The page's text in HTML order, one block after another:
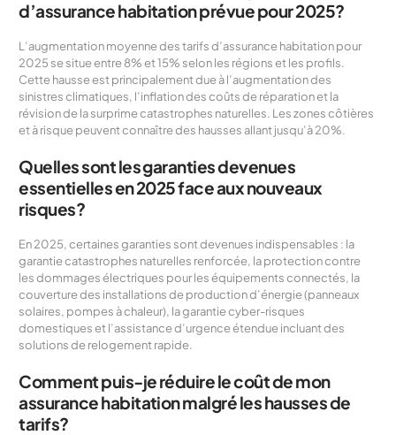
d’assurance habitation prévue pour 2025?
L’augmentation moyenne des tarifs d’assurance habitation pour
2025 se situe entre 8% et 15% selon les régions et les profils.
Cette hausse est principalement due à l’augmentation des
sinistres climatiques, l’inflation des coûts de réparation et la
révision de la surprime catastrophes naturelles. Les zones côtières
et à risque peuvent connaître des hausses allant jusqu’à 20%.
Quelles sont les garanties devenues
essentielles en 2025 face aux nouveaux
risques?
En 2025, certaines garanties sont devenues indispensables : la
garantie catastrophes naturelles renforcée, la protection contre
les dommages électriques pour les équipements connectés, la
couverture des installations de production d’énergie (panneaux
solaires, pompes à chaleur), la garantie cyber-risques
domestiques et l’assistance d’urgence étendue incluant des
solutions de relogement rapide.
Comment puis-je réduire le coût de mon
assurance habitation malgré les hausses de
tarifs?